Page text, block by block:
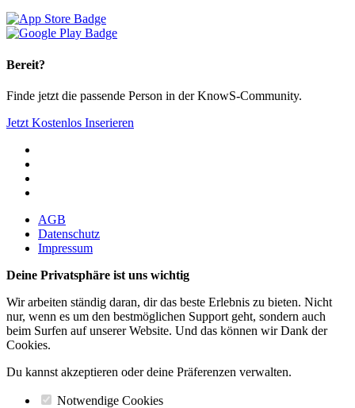
Bereit?
Finde jetzt die passende Person in der KnowS-Community.
Jetzt Kostenlos Inserieren
AGB
Datenschutz
Impressum
Deine Privatsphäre ist uns wichtig
Wir arbeiten ständig daran, dir das beste Erlebnis zu bieten. Nicht
nur, wenn es um den bestmöglichen Support geht, sondern auch
beim Surfen auf unserer Website. Und das können wir Dank der
Cookies.
Du kannst akzeptieren oder deine Präferenzen verwalten.
Notwendige Cookies